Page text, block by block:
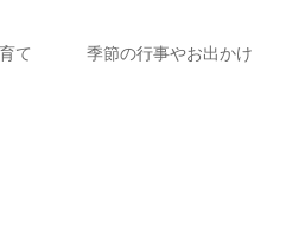
て 季節の行事やお出かけ